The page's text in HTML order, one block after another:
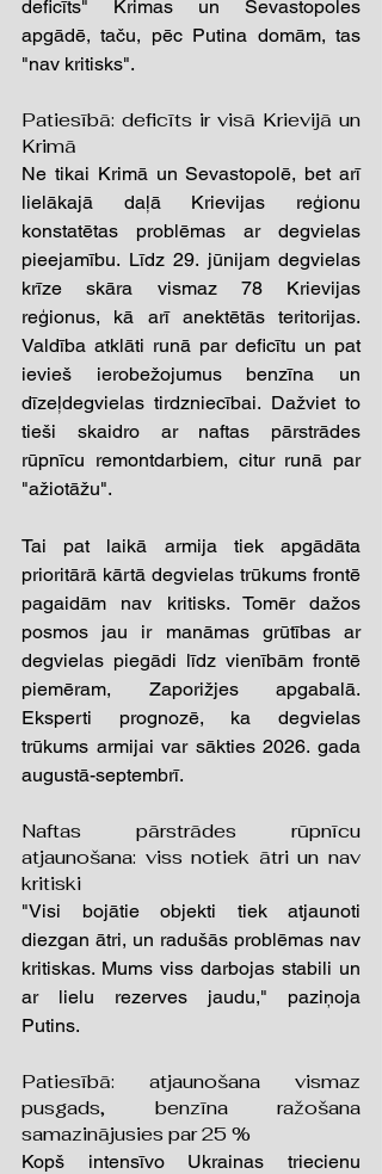
deficīts" Krimas un Sevastopoles
apgādē, taču, pēc Putina domām, tas
"nav kritisks".
Patiesībā: deficīts ir visā Krievijā un
Krimā
Ne tikai Krimā un Sevastopolē, bet arī
lielākajā daļā Krievijas reģionu
konstatētas problēmas ar degvielas
pieejamību. Līdz 29. jūnijam degvielas
krīze skāra vismaz 78 Krievijas
reģionus, kā arī anektētās teritorijas.
Valdība atklāti runā par deficītu un pat
ievieš ierobežojumus benzīna un
dīzeļdegvielas tirdzniecībai. Dažviet to
tieši skaidro ar naftas pārstrādes
rūpnīcu remontdarbiem, citur runā par
"ažiotāžu".
Tai pat laikā armija tiek apgādāta
prioritārā kārtā degvielas trūkums frontē
pagaidām nav kritisks. Tomēr dažos
posmos jau ir manāmas grūtības ar
degvielas piegādi līdz vienībām frontē
piemēram, Zaporižjes apgabalā.
Eksperti prognozē, ka degvielas
trūkums armijai var sākties 2026. gada
augustā-septembrī.
Naftas pārstrādes rūpnīcu
atjaunošana: viss notiek ātri un nav
kritiski
"Visi bojātie objekti tiek atjaunoti
diezgan ātri, un radušās problēmas nav
kritiskas. Mums viss darbojas stabili un
ar lielu rezerves jaudu," paziņoja
Putins.
Patiesībā: atjaunošana vismaz
pusgads, benzīna ražošana
samazinājusies par 25 %
Kopš intensīvo Ukrainas triecienu